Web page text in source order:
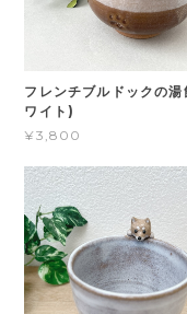
フレンチブルドックの湯
ワイト)
¥3,800